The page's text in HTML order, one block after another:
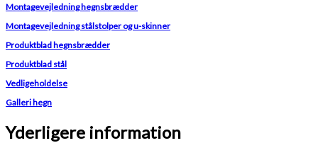
Montagevejledning hegnsbrædder
Montagevejledning stålstolper og u-skinner
Produktblad hegnsbrædder
Produktblad stål
Vedligeholdelse
Galleri hegn
Yderligere information